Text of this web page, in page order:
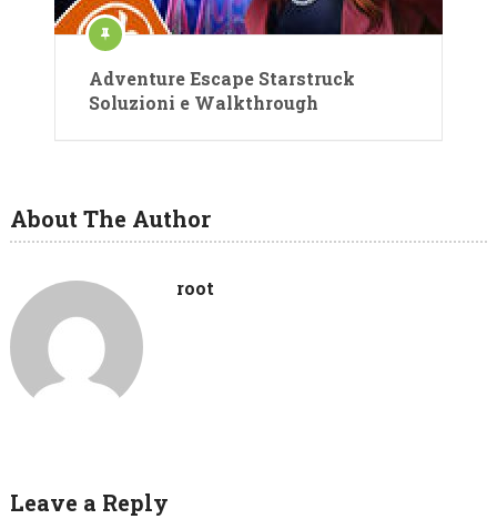
Adventure Escape Starstruck
Soluzioni e Walkthrough
About The Author
root
Leave a Reply